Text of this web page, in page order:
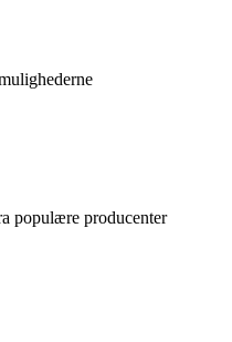
populære producenter